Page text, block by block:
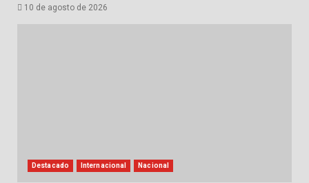
10 de agosto de 2026
Destacado Internacional Nacional